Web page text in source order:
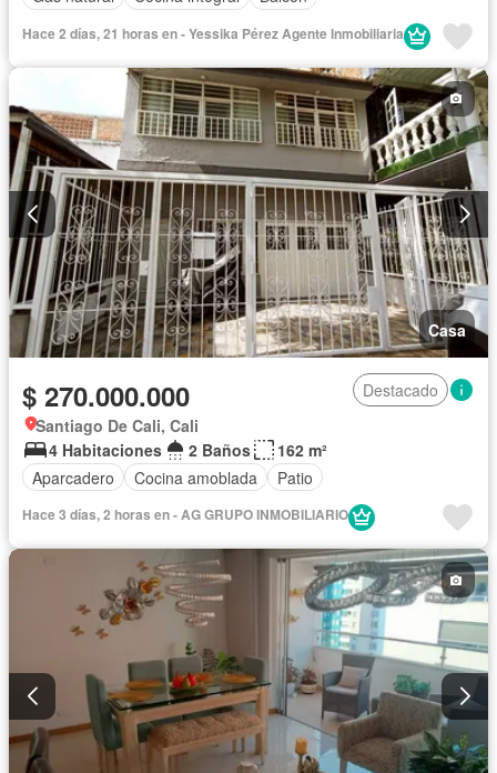
Hace 2 días, 21 horas en - Yessika Pérez Agente Inmobiliaria
Casa
$ 270.000.000
Destacado
Santiago De Cali, Cali
4 Habitaciones
2 Baños
162 m²
Aparcadero
Cocina amoblada Patio
Hace 3 días, 2 horas en - AG GRUPO INMOBILIARIO